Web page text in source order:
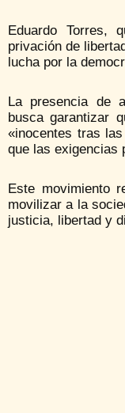
Eduardo Torres,
privación de
lucha por la
La presencia de
busca garantizar
«inocentes tras
que las exigencias
Este movimiento
movilizar a la
justicia, libertad y